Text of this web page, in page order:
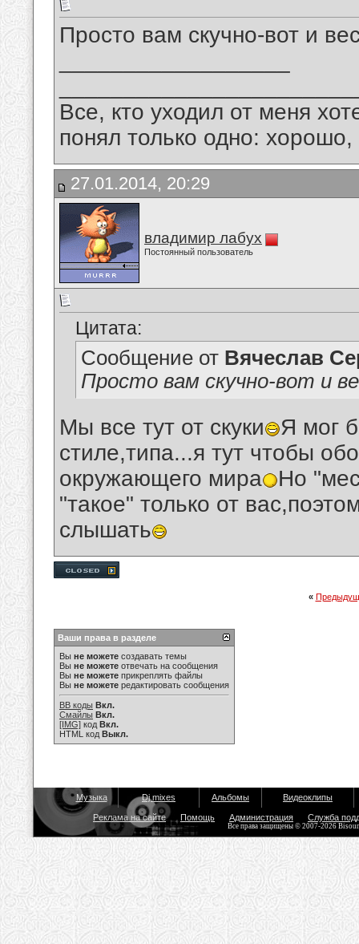
Просто вам скучно-вот и
Все, кто уходил от меня
понял только одно:
27.01.2014, 20:29
владимир лабух
Постоянный пользователь
Цитата:
Сообщение от Вячеслав
Просто вам скучно-вот и
Мы все тут от скуки
Я мог
стиле,типа...я тут чтобы
окружающего мира
Но
"такое" только от
слышать
«
Ваши права в разделе
Вы не можете создавать темы
Вы не можете отвечать на сообщения
Вы не можете прикреплять файлы
Вы не можете редактировать сообщения
BB коды Вкл.
Смайлы Вкл.
[IMG] код Вкл.
HTML код Выкл.
Музыка Dj mixes Альбомы Видеоклипы
Реклама на сайте Помощь Администрация Служба
Все права защищены © 2007-2026